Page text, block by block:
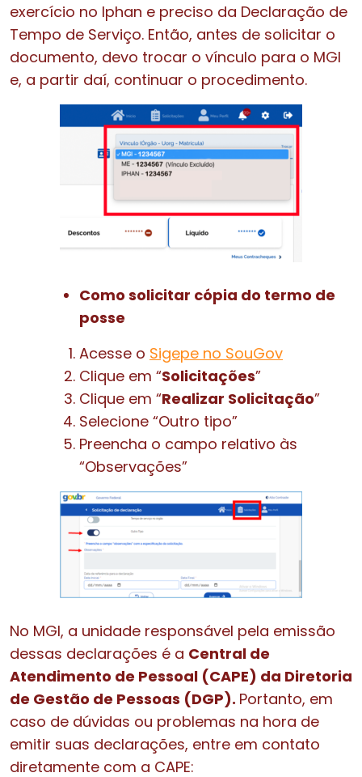
exercício no Iphan e preciso da Declaração de
Tempo de Serviço. Então, antes de solicitar o
documento, devo trocar o vínculo para o MGI
e, a partir daí, continuar o procedimento.
Como solicitar cópia do termo de
posse
Acesse o Sigepe no SouGov
Clique em “Solicitações”
Clique em “Realizar Solicitação”
Selecione “Outro tipo”
Preencha o campo relativo às
“Observações”
No MGI, a unidade responsável pela emissão
dessas declarações é a Central de
Atendimento de Pessoal (CAPE) da Diretoria
de Gestão de Pessoas (DGP). Portanto, em
caso de dúvidas ou problemas na hora de
emitir suas declarações, entre em contato
diretamente com a CAPE: